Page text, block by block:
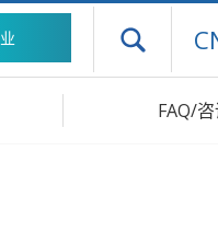
打开
FAQ/